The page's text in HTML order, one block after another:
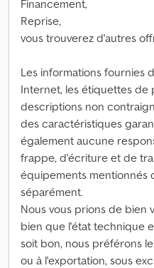
Financement,
Reprise,
vous trouverez d'autres
Les informations fournies
Internet, les étiquettes de
descriptions non
des caractéristiques
également aucune
frappe, d'écriture et de
équipements mentionnés
séparément.
Nous vous prions de
bien que l'état technique
soit bon, nous préférons
ou à l'exportation, sous